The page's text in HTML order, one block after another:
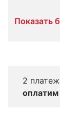
Показать
2
оплатим